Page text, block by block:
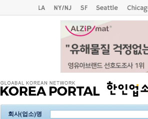
회사(업소)명